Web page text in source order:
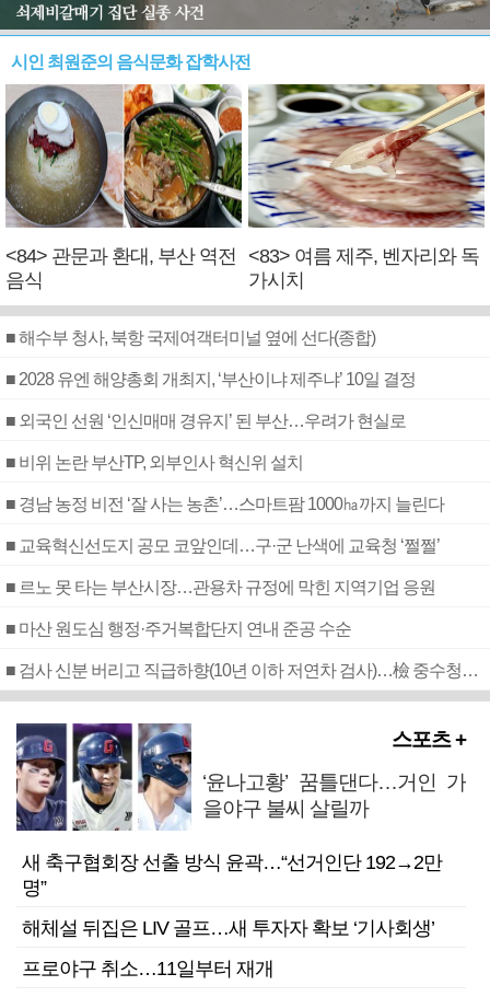
시인 최원준의 음식문화 잡학사전
<84> 관문과 환대, 부산 역전
음식
<83> 여름 제주, 벤자리와 독
가시치
■ 해수부 청사, 북항 국제여객터미널 옆에 선다(종합)
■ 2028 유엔 해양총회 개최지, ‘부산이냐 제주냐’ 10일 결정
■ 외국인 선원 ‘인신매매 경유지’ 된 부산…우려가 현실로
■ 비위 논란 부산TP, 외부인사 혁신위 설치
■ 경남 농정 비전 ‘잘 사는 농촌’…스마트팜 1000㏊까지 늘린다
■ 교육혁신선도지 공모 코앞인데…구·군 난색에 교육청 ‘쩔쩔’
■ 르노 못 타는 부산시장…관용차 규정에 막힌 지역기업 응원
■ 마산 원도심 행정·주거복합단지 연내 준공 수순
■ 검사 신분 버리고 직급하향(10년 이하 저연차 검사)…檢 중수청행 기피
스포츠 +
‘윤나고황’ 꿈틀댄다…거인 가
을야구 불씨 살릴까
새 축구협회장 선출 방식 윤곽…“선거인단 192→2만
명”
해체설 뒤집은 LIV 골프…새 투자자 확보 ‘기사회생’
프로야구 취소…11일부터 재개